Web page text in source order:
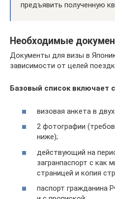
предъявить полученную
Необходимые
Документы для визы в
зависимости от целей
Базовый список
визовая анкета в
2 фотографии
ниже);
действующий на
загранпаспорт с как
страницей и копия
паспорт гражданина